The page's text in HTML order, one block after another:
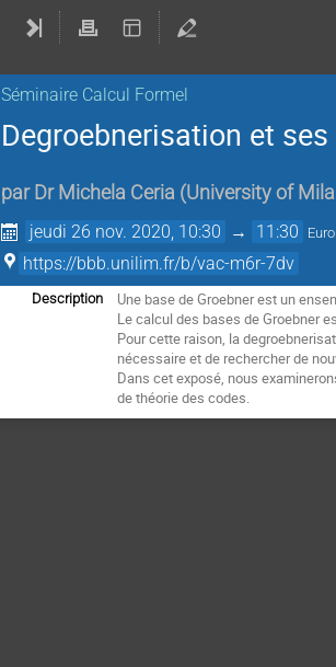
Séminaire Calcul Formel
Degroebnerisation et
par Dr Michela Ceria (University of
jeudi 26 nov. 2020, 10:30 → 11:30
https://bbb.unilim.fr/b/vac-m6r-7dv
Description
Une base de Groebner est un
Le calcul des bases de Groebner
Pour cette raison, la
nécessaire et de rechercher de
Dans cet exposé, nous
de théorie des codes.